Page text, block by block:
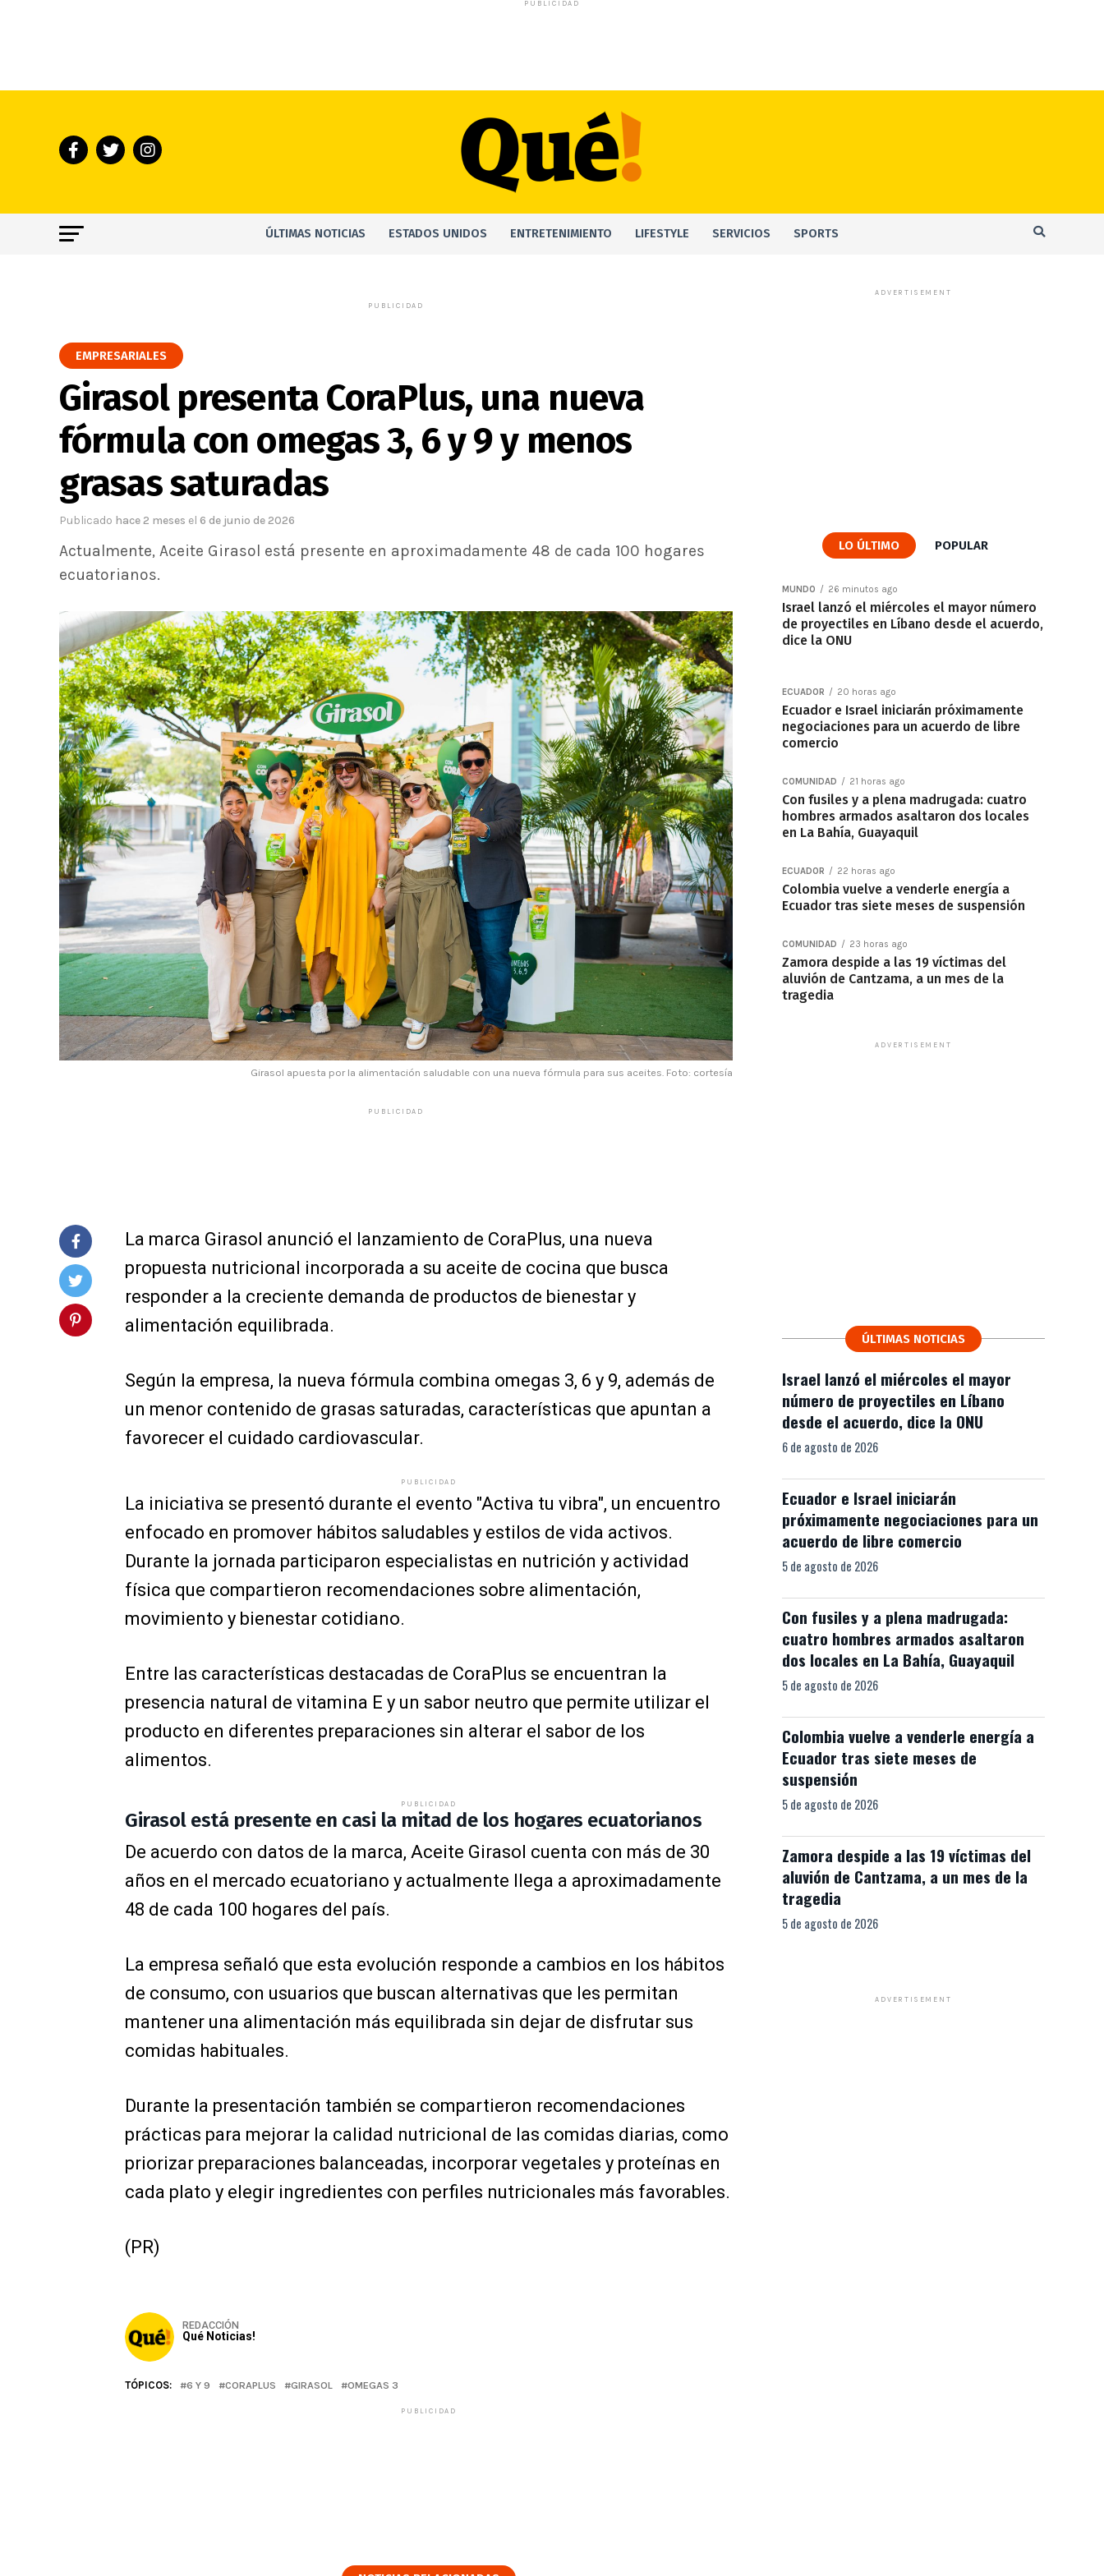
PUBLICIDAD
ÚLTIMAS NOTICIAS ESTADOS UNIDOS ENTRETENIMIENTO LIFESTYLE SERVICIOS SPORTS
PUBLICIDAD
EMPRESARIALES
Girasol presenta CoraPlus, una nueva
fórmula con omegas 3, 6 y 9 y menos
grasas saturadas
Publicado hace 2 meses el 6 de junio de 2026
Actualmente, Aceite Girasol está presente en aproximadamente 48 de cada 100 hogares
ecuatorianos.
Girasol apuesta por la alimentación saludable con una nueva fórmula para sus aceites. Foto: cortesía
PUBLICIDAD
La marca Girasol anunció el lanzamiento de CoraPlus, una nueva
propuesta nutricional incorporada a su aceite de cocina que busca
responder a la creciente demanda de productos de bienestar y
alimentación equilibrada.
Según la empresa, la nueva fórmula combina omegas 3, 6 y 9, además de
un menor contenido de grasas saturadas, características que apuntan a
favorecer el cuidado cardiovascular.
PUBLICIDAD
La iniciativa se presentó durante el evento "Activa tu vibra", un encuentro
enfocado en promover hábitos saludables y estilos de vida activos.
Durante la jornada participaron especialistas en nutrición y actividad
física que compartieron recomendaciones sobre alimentación,
movimiento y bienestar cotidiano.
Entre las características destacadas de CoraPlus se encuentran la
presencia natural de vitamina E y un sabor neutro que permite utilizar el
producto en diferentes preparaciones sin alterar el sabor de los
alimentos.
PUBLICIDAD
Girasol está presente en casi la mitad de los hogares ecuatorianos
De acuerdo con datos de la marca, Aceite Girasol cuenta con más de 30
años en el mercado ecuatoriano y actualmente llega a aproximadamente
48 de cada 100 hogares del país.
La empresa señaló que esta evolución responde a cambios en los hábitos
de consumo, con usuarios que buscan alternativas que les permitan
mantener una alimentación más equilibrada sin dejar de disfrutar sus
comidas habituales.
Durante la presentación también se compartieron recomendaciones
prácticas para mejorar la calidad nutricional de las comidas diarias, como
priorizar preparaciones balanceadas, incorporar vegetales y proteínas en
cada plato y elegir ingredientes con perfiles nutricionales más favorables.
(PR)
REDACCIÓN
Qué Noticias!
TÓPICOS: 6 Y 9 CORAPLUS GIRASOL OMEGAS 3
PUBLICIDAD
ADVERTISEMENT
LO ÚLTIMO POPULAR
MUNDO 26 minutos ago
Israel lanzó el miércoles el mayor número
de proyectiles en Líbano desde el acuerdo,
dice la ONU
ECUADOR 20 horas ago
Ecuador e Israel iniciarán próximamente
negociaciones para un acuerdo de libre
comercio
COMUNIDAD 21 horas ago
Con fusiles y a plena madrugada: cuatro
hombres armados asaltaron dos locales
en La Bahía, Guayaquil
ECUADOR 22 horas ago
Colombia vuelve a venderle energía a
Ecuador tras siete meses de suspensión
COMUNIDAD 23 horas ago
Zamora despide a las 19 víctimas del
aluvión de Cantzama, a un mes de la
tragedia
ADVERTISEMENT
ÚLTIMAS NOTICIAS
Israel lanzó el miércoles el mayor
número de proyectiles en Líbano
desde el acuerdo, dice la ONU
6 de agosto de 2026
Ecuador e Israel iniciarán
próximamente negociaciones para un
acuerdo de libre comercio
5 de agosto de 2026
Con fusiles y a plena madrugada:
cuatro hombres armados asaltaron
dos locales en La Bahía, Guayaquil
5 de agosto de 2026
Colombia vuelve a venderle energía a
Ecuador tras siete meses de
suspensión
5 de agosto de 2026
Zamora despide a las 19 víctimas del
aluvión de Cantzama, a un mes de la
tragedia
5 de agosto de 2026
ADVERTISEMENT